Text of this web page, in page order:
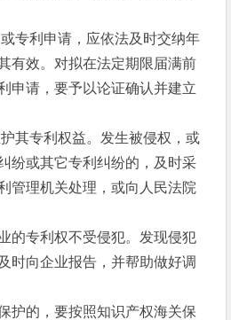
专利申请，应依法及时交纳年
有效。对拟在法定期限届满前
申请，要予以论证确认并建立
其专利权益。发生被侵权，或
纷或其它专利纠纷的，及时采
管理机关处理，或向人民法院
的专利权不受侵犯。发现侵犯
时向企业报告，并帮助做好调
护的，要按照知识产权海关保